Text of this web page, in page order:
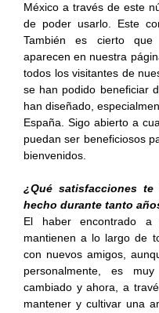
México a través de este
de poder usarlo. Este
También es cierto que
aparecen en nuestra
todos los visitantes de
se han podido beneficiar
han diseñado,
España. Sigo abierto a
puedan ser beneficiosos
bienvenidos.
¿Qué satisfacciones
hecho durante tanto
El haber encontrado
mantienen a lo largo de
con nuevos amigos,
personalmente, es
cambiado y ahora, a
mantener y cultivar una